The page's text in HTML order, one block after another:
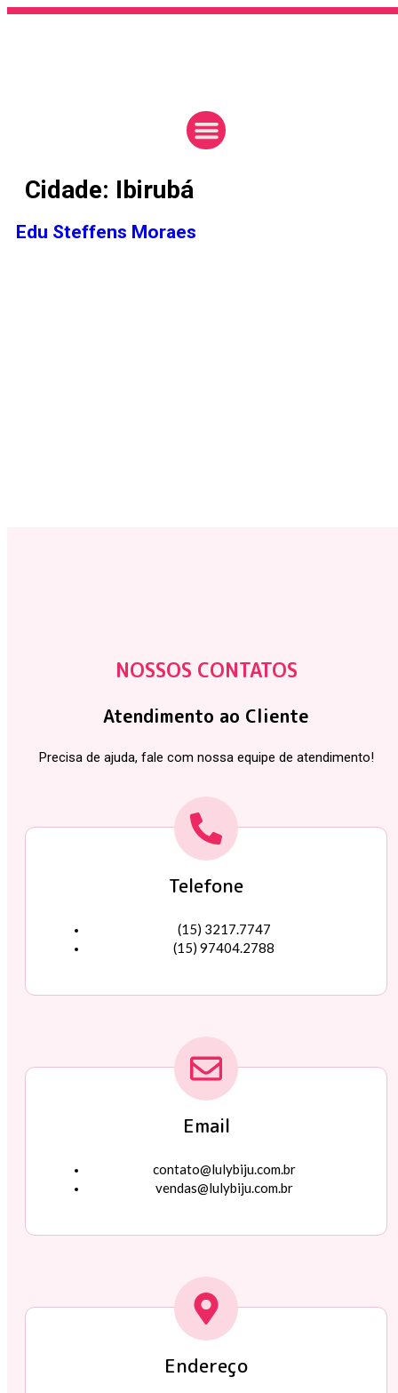
Cidade: Ibirubá
Edu Steffens Moraes
NOSSOS CONTATOS
Atendimento ao Cliente
Precisa de ajuda, fale com nossa equipe de atendimento!
Telefone
(15) 3217.7747
(15) 97404.2788
Email
contato@lulybiju.com.br
vendas@lulybiju.com.br
Endereço